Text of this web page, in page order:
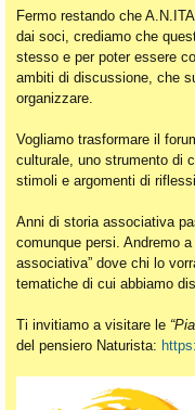
Fermo restando che
dai soci, crediamo che
stesso e per poter essere
ambiti di discussione, che
organizzare.
Vogliamo trasformare il
culturale, uno strumento di
stimoli e argomenti di
Anni di storia associativa
comunque persi. Andremo
associativa” dove chi lo
tematiche di cui abbiamo
Ti invitiamo a visitare le
del pensiero Naturista: